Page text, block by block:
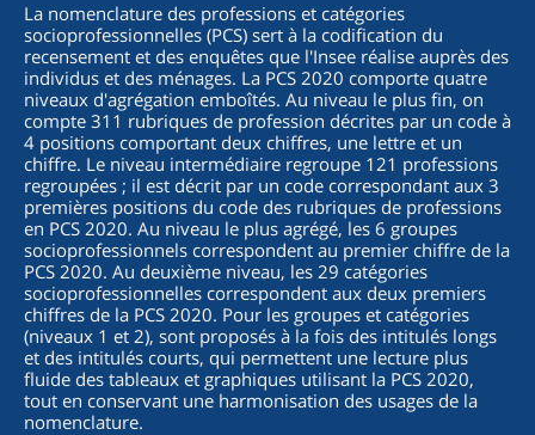
La nomenclature des professions et catégories
socioprofessionnelles (PCS) sert à la codification du
recensement et des enquêtes que l'Insee réalise auprès des
individus et des ménages. La PCS 2020 comporte quatre
niveaux d'agrégation emboîtés. Au niveau le plus fin, on
compte 311 rubriques de profession décrites par un code à
4 positions comportant deux chiffres, une lettre et un
chiffre. Le niveau intermédiaire regroupe 121 professions
regroupées ; il est décrit par un code correspondant aux 3
premières positions du code des rubriques de professions
en PCS 2020. Au niveau le plus agrégé, les 6 groupes
socioprofessionnels correspondent au premier chiffre de la
PCS 2020. Au deuxième niveau, les 29 catégories
socioprofessionnelles correspondent aux deux premiers
chiffres de la PCS 2020. Pour les groupes et catégories
(niveaux 1 et 2), sont proposés à la fois des intitulés longs
et des intitulés courts, qui permettent une lecture plus
fluide des tableaux et graphiques utilisant la PCS 2020,
tout en conservant une harmonisation des usages de la
nomenclature.